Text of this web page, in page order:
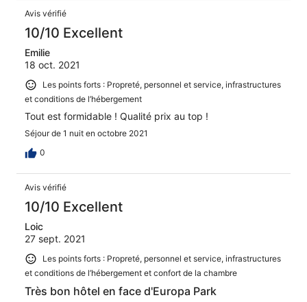
Avis vérifié
10/10 Excellent
Emilie
18 oct. 2021
Les points forts : Propreté, personnel et service, infrastructures
et conditions de l’hébergement
Tout est formidable ! Qualité prix au top !
Séjour de 1 nuit en octobre 2021
0
Avis vérifié
10/10 Excellent
Loic
27 sept. 2021
Les points forts : Propreté, personnel et service, infrastructures
et conditions de l’hébergement et confort de la chambre
Très bon hôtel en face d'Europa Park